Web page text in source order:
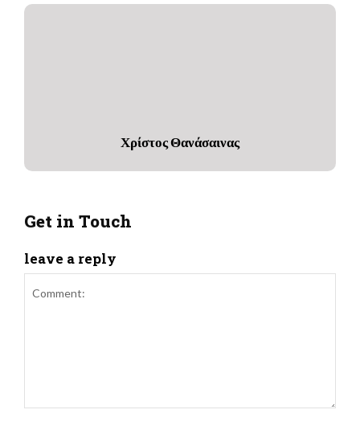
Χρίστος Θανάσαινας
Get in Touch
leave a reply